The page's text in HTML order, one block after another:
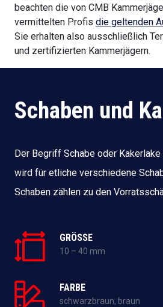
beachten die von CMB
vermittelten Profis die geltenden
Sie erhalten also ausschließlich
und zertifizierten Kammerjägern.
Schaben und
Der Begriff Schabe oder
wird für etliche verschiedene
Schaben zählen zu den
GRÖSSE
10 – 40 mm
FARBE
schwarzbraun, braun